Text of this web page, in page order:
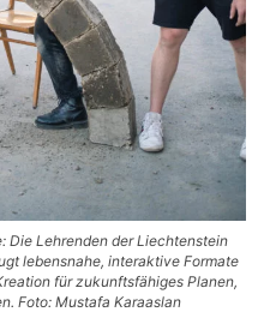
Die Lehrenden der Liechtenstein
lebensnahe, interaktive Formate
für zukunftsfähiges Planen,
Foto: Mustafa Karaaslan